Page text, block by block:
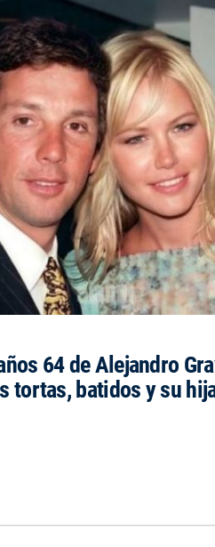
64 de Alejandro
tortas, batidos y su